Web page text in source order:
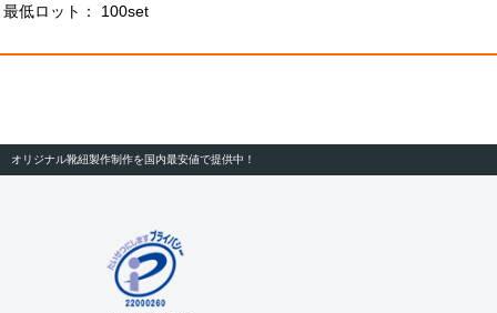
最低ロット：
100set
オリジナル靴紐製作制作を国内最安値で提供中！